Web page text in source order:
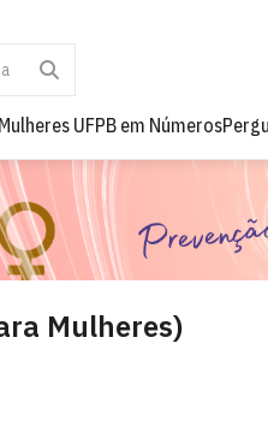
UFPB em Números
Mulheres)